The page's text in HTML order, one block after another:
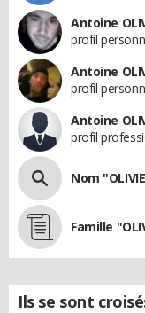
Antoine
profil
Antoine
profil
Antoine
profil
Nom
Famille
Ils se sont